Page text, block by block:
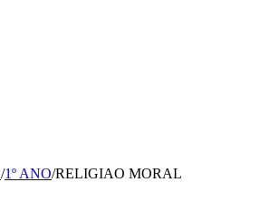
/1º ANO/RELIGIAO MORAL